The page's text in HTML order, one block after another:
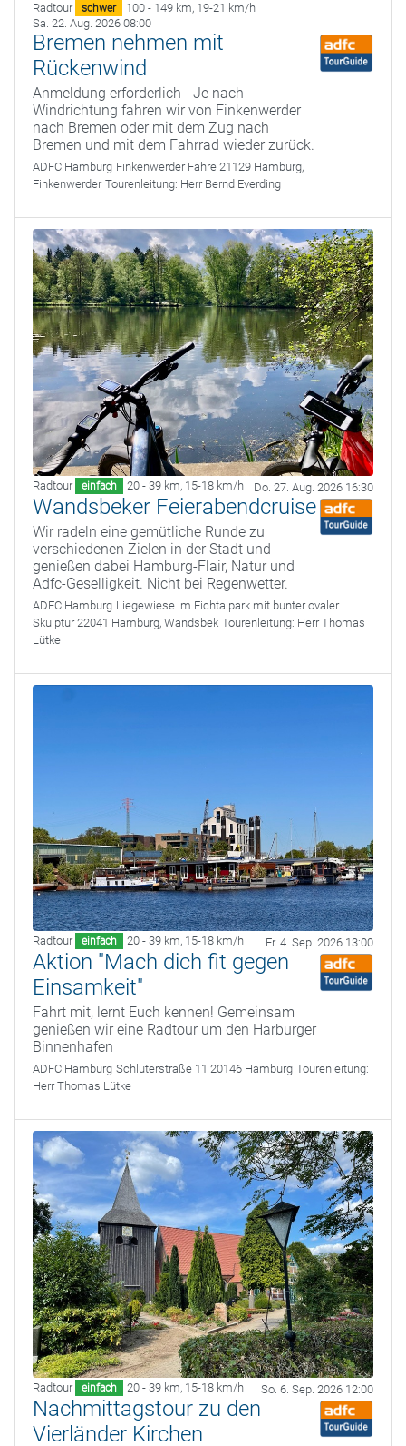
Radtour schwer 100 - 149 km, 19-21 km/h
Sa. 22. Aug. 2026 08:00
Bremen nehmen mit
Rückenwind
Anmeldung erforderlich - Je nach
Windrichtung fahren wir von Finkenwerder
nach Bremen oder mit dem Zug nach
Bremen und mit dem Fahrrad wieder zurück.
ADFC Hamburg Finkenwerder Fähre 21129 Hamburg,
Finkenwerder Tourenleitung: Herr Bernd Everding
Radtour einfach 20 - 39 km, 15-18 km/h Do. 27. Aug. 2026 16:30
Wandsbeker Feierabendcruise
Wir radeln eine gemütliche Runde zu
verschiedenen Zielen in der Stadt und
genießen dabei Hamburg-Flair, Natur und
Adfc-Geselligkeit. Nicht bei Regenwetter.
ADFC Hamburg Liegewiese im Eichtalpark mit bunter ovaler
Skulptur 22041 Hamburg, Wandsbek Tourenleitung: Herr Thomas
Lütke
Radtour einfach 20 - 39 km, 15-18 km/h Fr. 4. Sep. 2026 13:00
Aktion "Mach dich fit gegen
Einsamkeit"
Fahrt mit, lernt Euch kennen! Gemeinsam
genießen wir eine Radtour um den Harburger
Binnenhafen
ADFC Hamburg Schlüterstraße 11 20146 Hamburg Tourenleitung:
Herr Thomas Lütke
Radtour einfach 20 - 39 km, 15-18 km/h So. 6. Sep. 2026 12:00
Nachmittagstour zu den
Vierländer Kirchen